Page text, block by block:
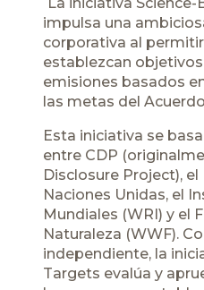
impulsa una
corporativa al
establezcan
emisiones basados
las metas del
Esta iniciativa se
entre CDP
Disclosure Project),
Naciones Unidas, el
Mundiales (WRI) y el
Naturaleza (WWF).
independiente, la
Targets evalúa y